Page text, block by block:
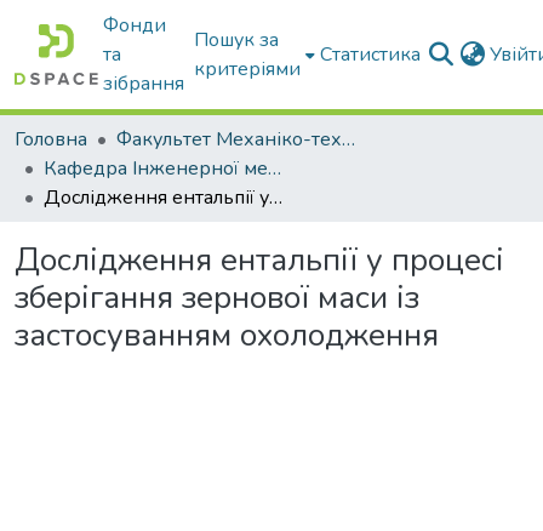
Фонди
та
зібрання
Пошук за
критеріями
Статистика
Головна
Факультет Механіко-технологічний
Кафедра Інженерної механіки та комп'ютерного проектування
Дослідження ентальпії у процесі зберігання зернової маси із застосуванням охолодження
Дослідження ентальпії у процесі
зберігання зернової маси із
застосуванням охолодження